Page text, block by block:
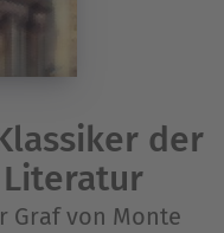
der
Graf von Monte